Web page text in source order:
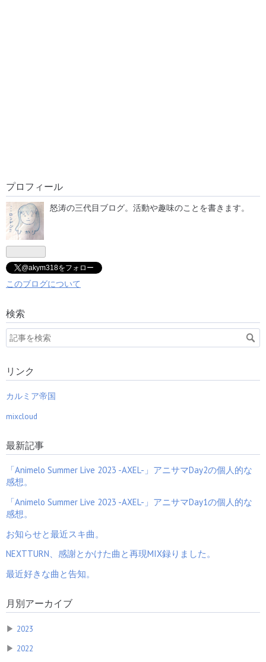
プロフィール
怒涛の三代目ブログ。活動や趣味のことを書きます。
@akym318をフォロー
このブログについて
検索
リンク
カルミア帝国
mixcloud
最新記事
「Animelo Summer Live 2023 -AXEL-」アニサマDay2の個人的な
感想。
「Animelo Summer Live 2023 -AXEL-」アニサマDay1の個人的な
感想。
お知らせと最近スキ曲。
NEXTTURN、感謝とかけた曲と再現MIX録りました。
最近好きな曲と告知。
月別アーカイブ
▶ 2023
▶ 2022